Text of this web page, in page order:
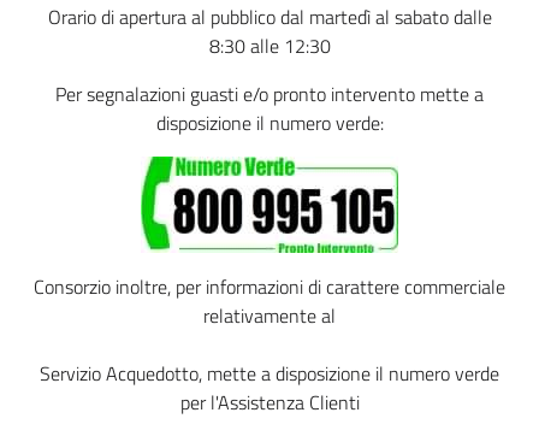
Orario di apertura al pubblico dal martedì al sabato dalle
8:30 alle 12:30
Per segnalazioni guasti e/o pronto intervento mette a
disposizione il numero verde:
Consorzio inoltre, per informazioni di carattere commerciale
relativamente al
Servizio Acquedotto, mette a disposizione il numero verde
per l'Assistenza Clienti